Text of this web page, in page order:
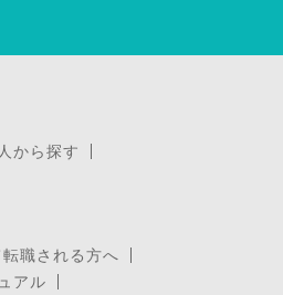
から探す
職される方へ
アル